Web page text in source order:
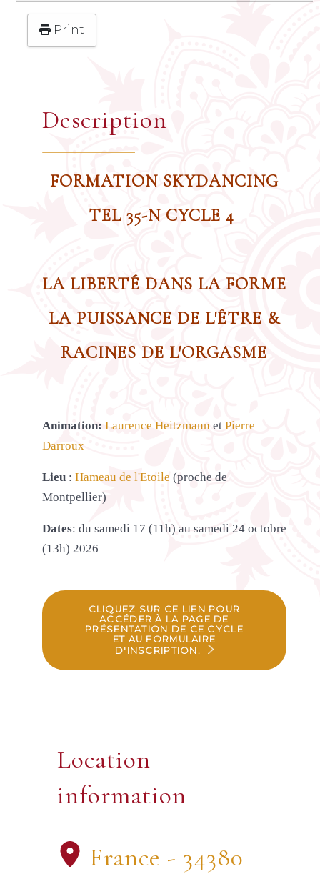
Print
Description
FORMATION SKYDANCING
TEL 35-N CYCLE 4
LA LIBERTÉ DANS LA FORME
LA PUISSANCE DE L'ÊTRE &
RACINES DE L'ORGASME
Animation: Laurence Heitzmann et Pierre
Darroux
Lieu: Hameau de l'Etoile (proche de
Montpellier)
Dates: du samedi 17 (11h) au samedi 24 octobre
(13h) 2026
CLIQUEZ SUR CE LIEN POUR
ACCÉDER À LA PAGE DE
PRÉSENTATION DE CE CYCLE
ET AU FORMULAIRE
D'INSCRIPTION.
Location
information
France - 34380